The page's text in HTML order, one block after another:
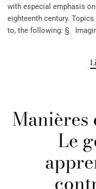
with especial emphasis
eighteenth century.
to, the following: §
Manières
Le